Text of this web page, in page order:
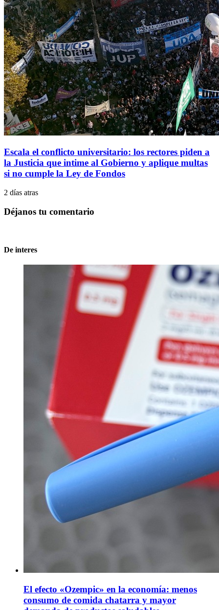
Escala el conflicto universitario: los rectores piden a
la Justicia que intime al Gobierno y aplique multas
si no cumple la Ley de Fondos
2 días atras
Déjanos tu comentario
De interes
El efecto «Ozempic» en la economía: menos
consumo de comida chatarra y mayor